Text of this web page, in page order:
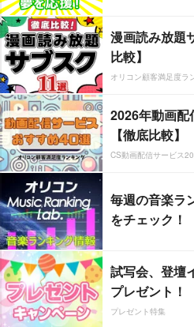
漫画読み放題
比較】
オリコン顧客満足度ラ
2026年動画配
【徹底比較】
CS動画配信サービス
毎週の音楽ラ
をチェック！
試写会、登壇
プレゼント！
プレゼント特集